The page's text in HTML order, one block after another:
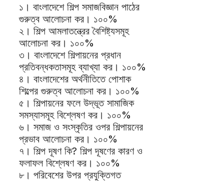
১। বাংলাদেশে শিল্প সমাজবিজ্ঞান পাঠের
গুরুত্ব আলোচনা কর। ১০০%
২। শিল্প আমলাতন্ত্রের বৈশিষ্ট্যসমূহ
আলোচনা কর। ১০০%
৩। বাংলাদেশে শিল্পায়নের প্রধান
প্রতিবন্ধকতাসমূহ ব্যাখ্যা কর। ১০০%
৪। বাংলাদেশের অর্থনীতিতে পোশাক
শিল্পের গুরুত্ব আলোচনা কর। ১০০%
৫। শিল্পায়নের ফলে উদ্ভূত সামাজিক
সমস্যাসমূহ বিশ্লেষণ কর। ১০০%
৬। সমাজ ও সংস্কৃতির ওপর শিল্পায়নের
প্রভাব আলোচনা কর। ১০০%
৭। শিল্প দূষণ কি? শিল্প দূষণের কারণ ও
ফলাফল বিশ্লেষণ কর। ১০০%
৮। পরিবেশের উপর প্রযুক্তিগত